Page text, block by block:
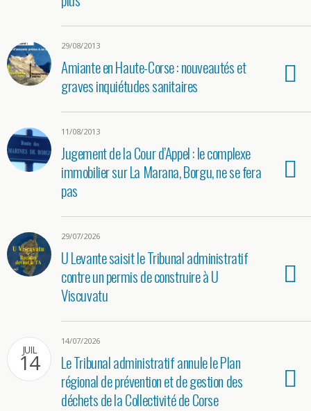
29/08/2013
Amiante en Haute-Corse : nouveautés et
graves inquiétudes sanitaires
11/08/2013
Jugement de la Cour d’Appel : le complexe
immobilier sur La Marana, Borgu, ne se fera
pas
29/07/2026
U Levante saisit le Tribunal administratif
contre un permis de construire à U
Viscuvatu
JUIL
14
14/07/2026
Le Tribunal administratif annule le Plan
régional de prévention et de gestion des
déchets de la Collectivité de Corse